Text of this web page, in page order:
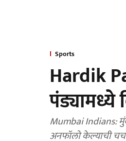
Sports
Hardik
Mumbai Indians:
अनफॉलो केल्याची